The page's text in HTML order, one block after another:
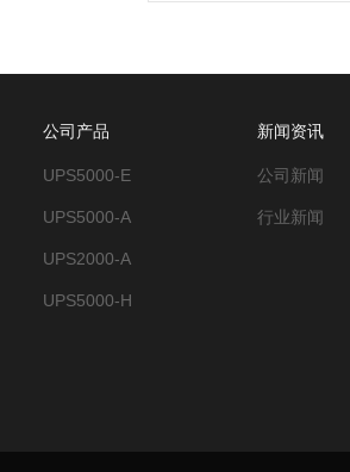
公司产品
UPS5000-E
UPS5000-A
UPS2000-A
UPS5000-H
新闻资讯
公司新闻
行业新闻